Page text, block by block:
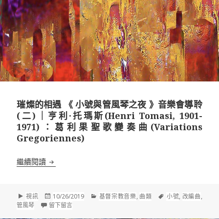
璀燦的相遇 《 小號與管風琴之夜 》音樂會導聆
(二)｜亨利·托瑪斯(Henri Tomasi, 1901-
1971)：葛利果聖歌變奏曲(Variations
Gregoriennes)
繼續閱讀 璀燦的相遇 《 小號與管風琴之夜 》音樂會導聆(
格
式
視訊
發
佈
10/26/2019
分
基督宗教音樂, 曲類
標
小號, 改編曲,
管風琴
留下留言在 璀燦的相遇 《 小號與管風琴之夜 》音樂會導聆(二)